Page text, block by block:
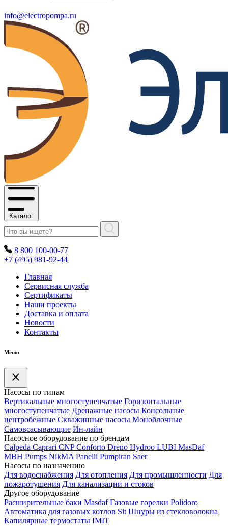
info@electropompa.ru
Каталог
8 800 100-00-77
+7 (495) 981-92-44
Главная
Сервисная служба
Сертификаты
Наши проекты
Доставка и оплата
Новости
Контакты
Меню
Насосы по типам
Вертикальные многоступенчатые Горизонтальные
многоступенчатые Дренажные насосы Консольные
центробежные Скважинные насосы Моноблочные
Самовсасывающие Ин-лайн
Насосное оборудование по брендам
Calpeda Caprari CNP Conforto Dreno Hydroo LUBI MasDaf
MBH Pumps NikMA Panelli Pumpiran Saer
Насосы по назначению
Для водоснабжения Для отопления Для промышленности Для
пожаротушения Для канализации и стоков
Другое оборудование
Расширительные баки Masdaf Газовые горелки Polidoro
Автоматика для газовых котлов Sit Шнуры из стекловолокна
Капилярные термостаты IMIT